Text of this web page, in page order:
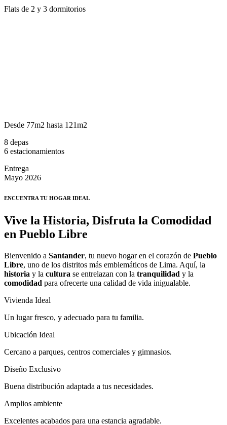
Flats de 2 y 3 dormitorios
Desde 77m2 hasta 121m2
8 depas
6 estacionamientos
Entrega
Mayo 2026
ENCUENTRA TU HOGAR IDEAL
Vive la Historia, Disfruta la Comodidad
en Pueblo Libre
Bienvenido a Santander, tu nuevo hogar en el corazón de Pueblo
Libre, uno de los distritos más emblemáticos de Lima. Aquí, la
historia y la cultura se entrelazan con la tranquilidad y la
comodidad para ofrecerte una calidad de vida inigualable.
Vivienda Ideal
Un lugar fresco, y adecuado para tu familia.
Ubicación Ideal
Cercano a parques, centros comerciales y gimnasios.
Diseño Exclusivo
Buena distribución adaptada a tus necesidades.
Amplios ambiente
Excelentes acabados para una estancia agradable.